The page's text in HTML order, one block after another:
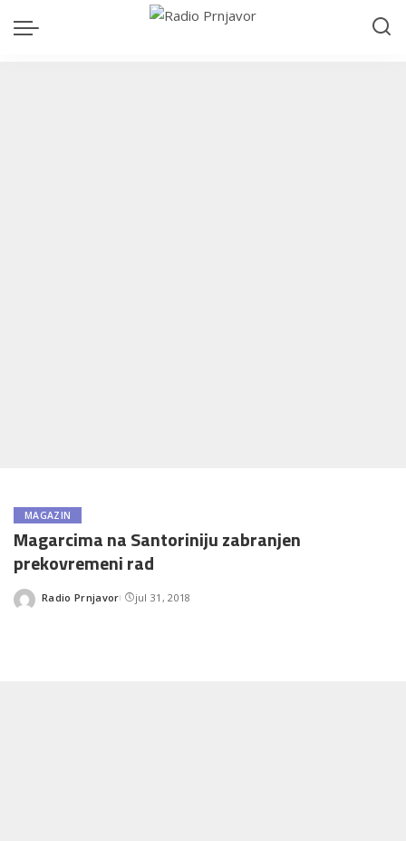
MAGAZIN
Magarcima na Santoriniju zabranjen
prekovremeni rad
Posted
Radio Prnjavor jul 31, 2018